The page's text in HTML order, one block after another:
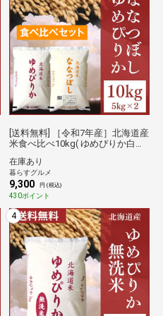
[送料無料] ［令和7年産］北海道産
米食べ比べ10kg( ゆめぴりか白米
【6営業日以内に出荷】 倉庫C
【防災】
在庫あり
暮らすグルメ
9,300 円 (税込)
430ポイント
4